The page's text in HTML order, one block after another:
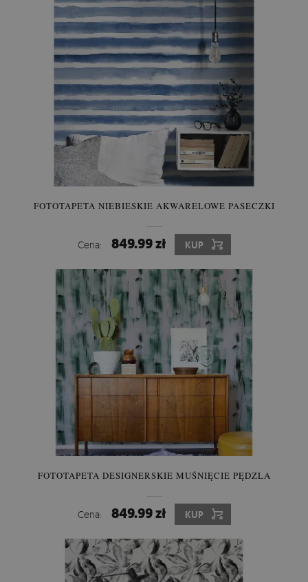
FOTOTAPETA NIEBIESKIE AKWARELOWE PASECZKI
Cena: 849.99 zł KUP
FOTOTAPETA DESIGNERSKIE MUŚNIĘCIE PĘDZLA
Cena: 849.99 zł KUP